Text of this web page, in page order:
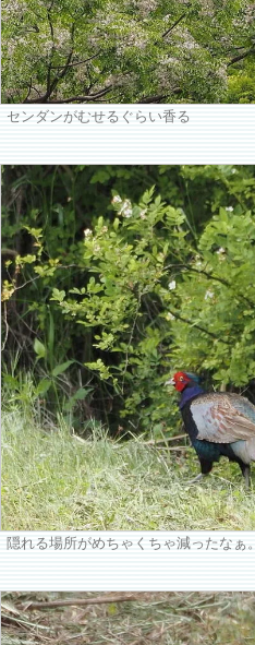
センダンがむせるぐらい香る
隠れる場所がめちゃくちゃ減ったなぁ。